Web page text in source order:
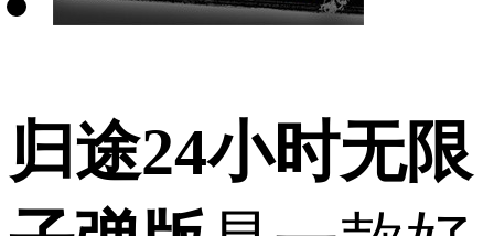
归途24小时无限